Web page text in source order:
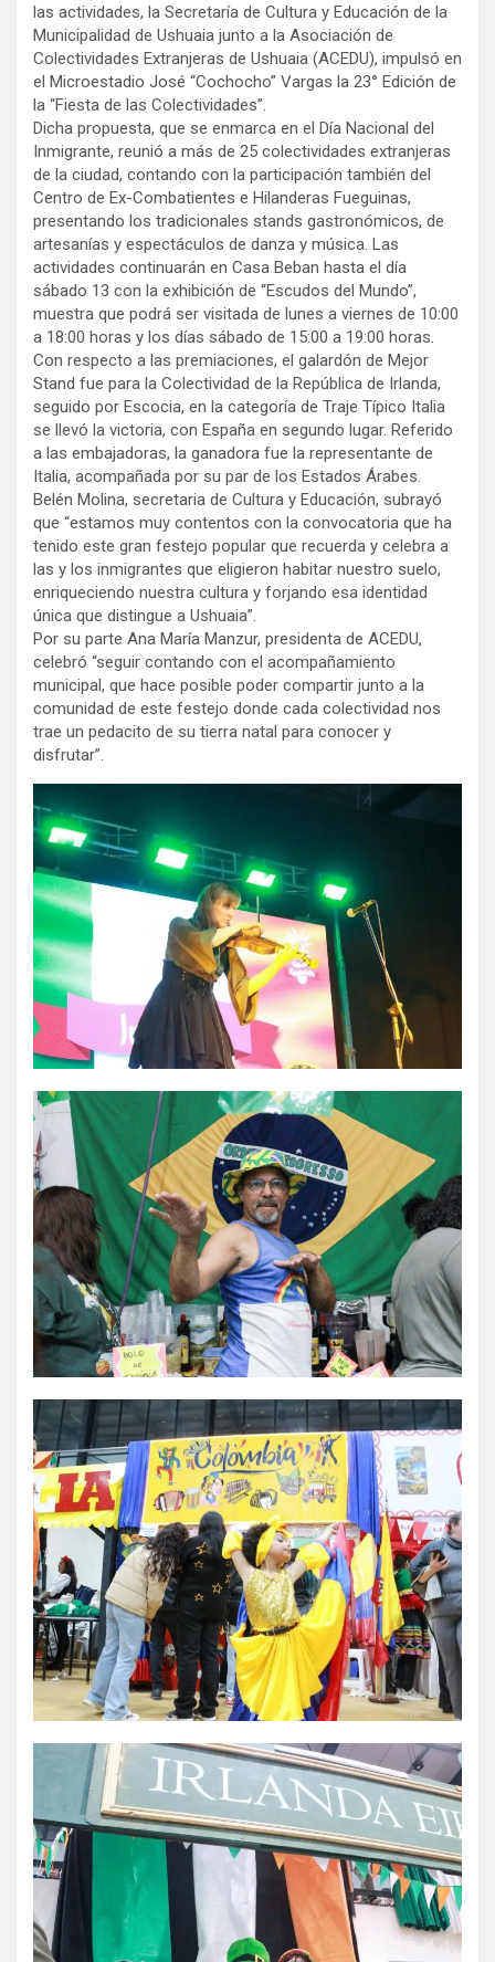
las actividades, la Secretaría de Cultura y Educación de la
Municipalidad de Ushuaia junto a la Asociación de
Colectividades Extranjeras de Ushuaia (ACEDU), impulsó en
el Microestadio José “Cochocho” Vargas la 23° Edición de
la “Fiesta de las Colectividades”.
Dicha propuesta, que se enmarca en el Día Nacional del
Inmigrante, reunió a más de 25 colectividades extranjeras
de la ciudad, contando con la participación también del
Centro de Ex-Combatientes e Hilanderas Fueguinas,
presentando los tradicionales stands gastronómicos, de
artesanías y espectáculos de danza y música. Las
actividades continuarán en Casa Beban hasta el día
sábado 13 con la exhibición de “Escudos del Mundo”,
muestra que podrá ser visitada de lunes a viernes de 10:00
a 18:00 horas y los días sábado de 15:00 a 19:00 horas.
Con respecto a las premiaciones, el galardón de Mejor
Stand fue para la Colectividad de la República de Irlanda,
seguido por Escocia, en la categoría de Traje Típico Italia
se llevó la victoria, con España en segundo lugar. Referido
a las embajadoras, la ganadora fue la representante de
Italia, acompañada por su par de los Estados Árabes.
Belén Molina, secretaria de Cultura y Educación, subrayó
que “estamos muy contentos con la convocatoria que ha
tenido este gran festejo popular que recuerda y celebra a
las y los inmigrantes que eligieron habitar nuestro suelo,
enriqueciendo nuestra cultura y forjando esa identidad
única que distingue a Ushuaia”.
Por su parte Ana María Manzur, presidenta de ACEDU,
celebró “seguir contando con el acompañamiento
municipal, que hace posible poder compartir junto a la
comunidad de este festejo donde cada colectividad nos
trae un pedacito de su tierra natal para conocer y
disfrutar”.